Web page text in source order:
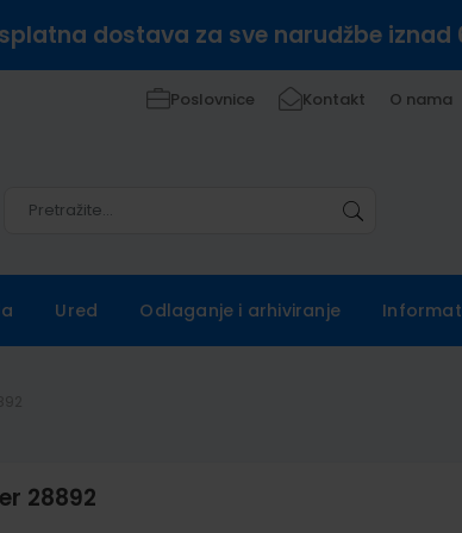
dostava za sve narudžbe iznad
Poslovnice Kontakt O nama
Ured Odlaganje i arhiviranje
28892